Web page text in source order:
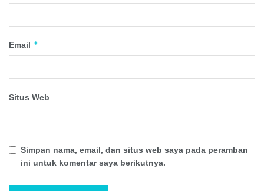
Email *
Situs Web
Simpan nama, email, dan situs web saya pada peramban
ini untuk komentar saya berikutnya.